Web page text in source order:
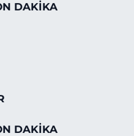
DAKİKA
DAKİKA